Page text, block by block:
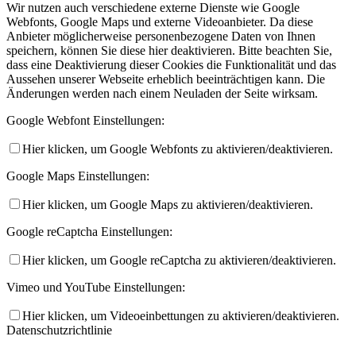
Wir nutzen auch verschiedene externe Dienste wie Google
Webfonts, Google Maps und externe Videoanbieter. Da diese
Anbieter möglicherweise personenbezogene Daten von Ihnen
speichern, können Sie diese hier deaktivieren. Bitte beachten Sie,
dass eine Deaktivierung dieser Cookies die Funktionalität und das
Aussehen unserer Webseite erheblich beeinträchtigen kann. Die
Änderungen werden nach einem Neuladen der Seite wirksam.
Google Webfont Einstellungen:
Hier klicken, um Google Webfonts zu aktivieren/deaktivieren.
Google Maps Einstellungen:
Hier klicken, um Google Maps zu aktivieren/deaktivieren.
Google reCaptcha Einstellungen:
Hier klicken, um Google reCaptcha zu aktivieren/deaktivieren.
Vimeo und YouTube Einstellungen:
Hier klicken, um Videoeinbettungen zu aktivieren/deaktivieren.
Datenschutzrichtlinie